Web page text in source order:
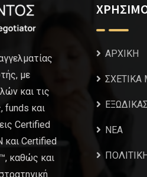
με
και τις
funds και
Certified
και Certified
καθώς και
ΑΡΧΙΚΗ
NEA